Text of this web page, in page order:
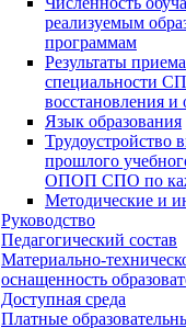
реализуемым
программам
Результаты
специальности
восстановления и
Язык образования
Трудоустройство
прошлого
ОПОП СПО по
Методические и
Руководство
Педагогический состав
Материально-
оснащенность
Доступная среда
Платные